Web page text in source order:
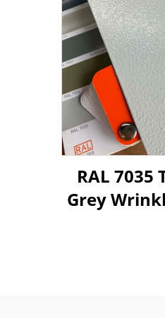
RAL 7035
Grey